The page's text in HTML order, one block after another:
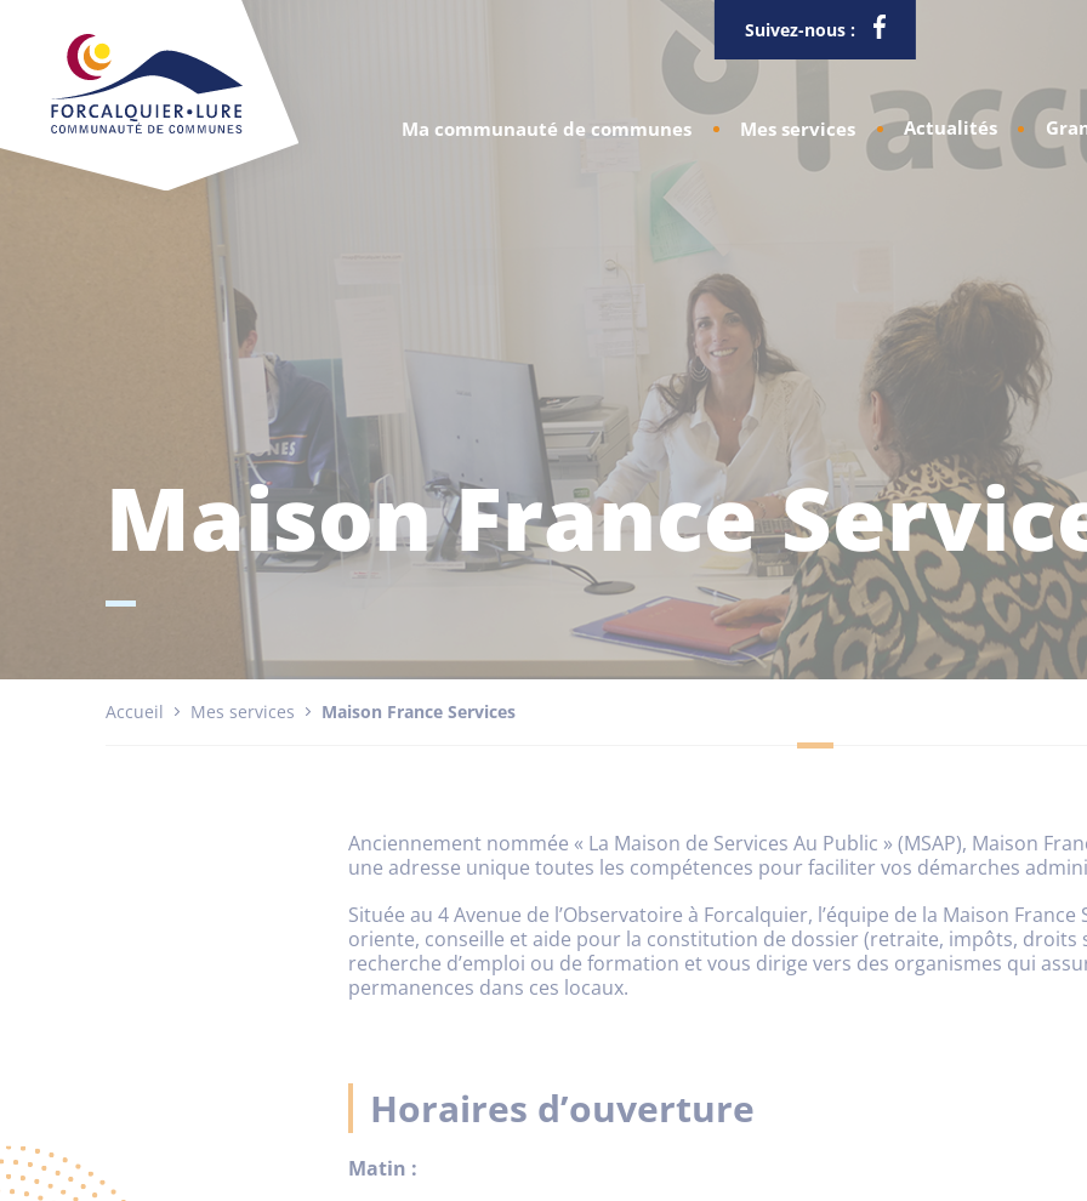
Suivez-nous :
Ma communauté de communes Mes services Actualités
Maison France
Accueil Mes services Maison France Services
Anciennement nommée « La Maison de Services Au Public » (MSAP), Maison
une adresse unique toutes les compétences pour faciliter vos démarches
Située au 4 Avenue de l’Observatoire à Forcalquier, l’équipe de la Maison France
oriente, conseille et aide pour la constitution de dossier (retraite, impôts, droits
recherche d’emploi ou de formation et vous dirige vers des organismes qui
permanences dans ces locaux.
Horaires d’ouverture
Matin :